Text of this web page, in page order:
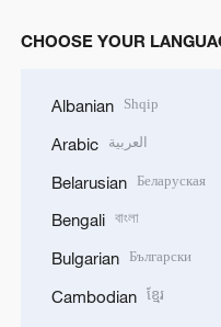
CHOOSE YOUR
Albanian Shqip
Arabic العربية
Belarusian Беларуская
Bengali বাংলা
Bulgarian Български
Cambodian ខ្មែរ